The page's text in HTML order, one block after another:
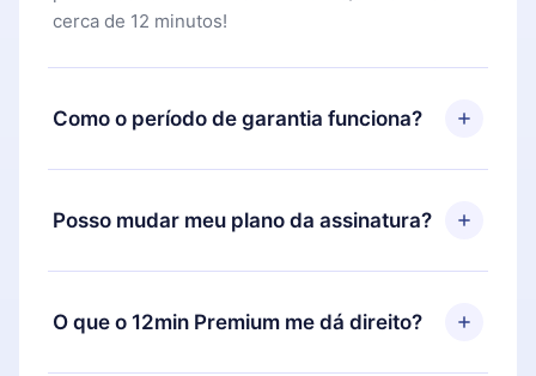
cerca de 12 minutos!
Como o período de garantia funciona?
Você pode baixar nosso aplicativo e começar a
aproveitar nossa biblioteca. Se por algum motivo
não ficar satisfeito com nossa plataforma, basta
e solicitar o reembolso do valor. Você receberá
Posso mudar meu plano da assinatura?
Sim, mas a mudança só se aplicará a partir do
próximo período de cobrança. Por exemplo, se
você decidiu mudar sua assinatura mensal para
O que o 12min Premium me dá direito?